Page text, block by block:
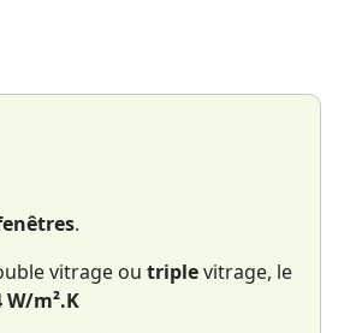
.
vitrage ou triplevitrage, le
W/m².K